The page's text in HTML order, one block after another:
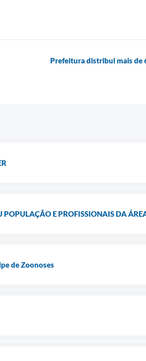
Prefeitura distribui mais de
POPULAÇÃO E PROFISSIONAIS DA
de Zoonoses